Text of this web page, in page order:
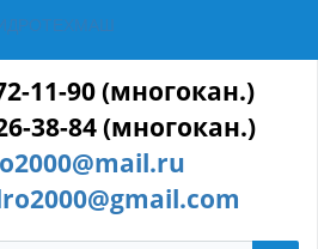
11-90 (многокан.)
38-84 (многокан.)